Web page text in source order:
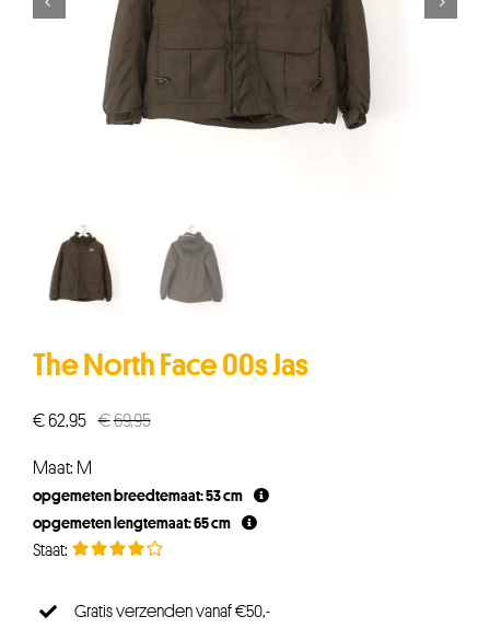
The North Face 00s Jas
€69,95Oorspronkelijke
€69,95.
€62,95
Huidige
€62,95.
Maat: M
opgemeten breedtemaat: 53 cm
opgemeten lengtemaat: 65 cm
Gratis verzenden vanaf €50,-